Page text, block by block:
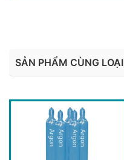
SẢN PHẨM CÙNG LOẠI